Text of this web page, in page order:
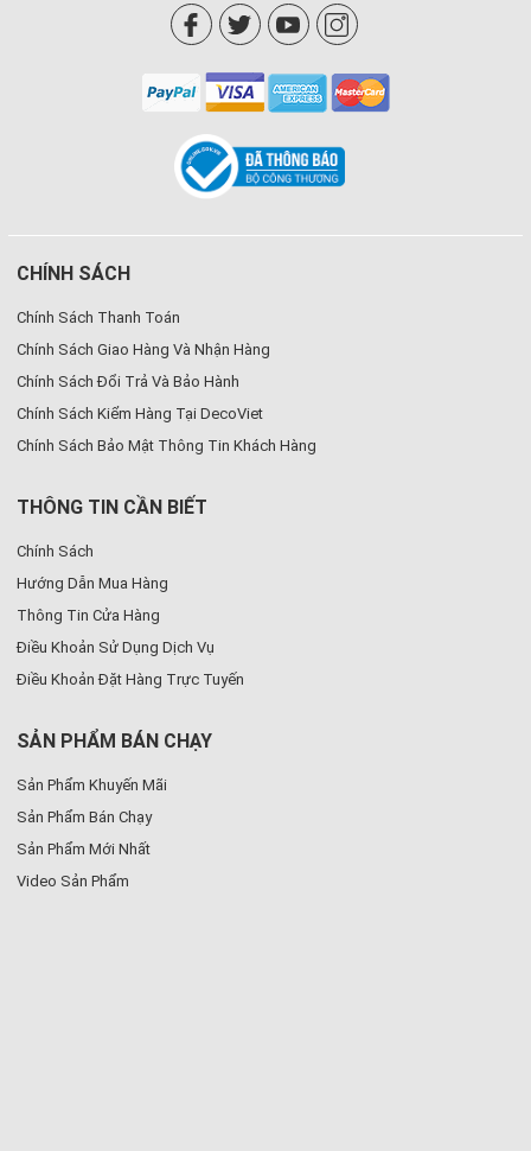
CHÍNH SÁCH
Chính Sách Thanh Toán
Chính Sách Giao Hàng Và Nhận Hàng
Chính Sách Đổi Trả Và Bảo Hành
Chính Sách Kiểm Hàng Tại DecoViet
Chính Sách Bảo Mật Thông Tin Khách Hàng
THÔNG TIN CẦN BIẾT
Chính Sách
Hướng Dẫn Mua Hàng
Thông Tin Cửa Hàng
Điều Khoản Sử Dụng Dịch Vụ
Điều Khoản Đặt Hàng Trực Tuyến
SẢN PHẨM BÁN CHẠY
Sản Phẩm Khuyến Mãi
Sản Phẩm Bán Chạy
Sản Phẩm Mới Nhất
Video Sản Phẩm